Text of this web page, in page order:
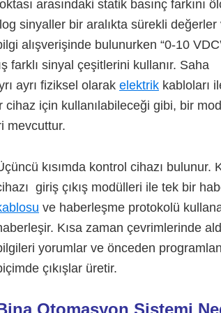
arasındaki statik basınç farkını
sinyaller bir aralıkta sürekli değerler
alışverişinde bulunurken “0-10
farklı sinyal çeşitlerini kullanır. Saha
ayrı fiziksel olarak elektrik kabloları
cihaz için kullanılabileceği gibi, bir
mevcuttur.
kısımda kontrol cihazı bulunur.
giriş çıkış modülleri ile tek bir
ve haberleşme protokolü
Kısa zaman çevrimlerinde
yorumlar ve önceden
çıkışlar üretir.
Otomasyon Sistemi